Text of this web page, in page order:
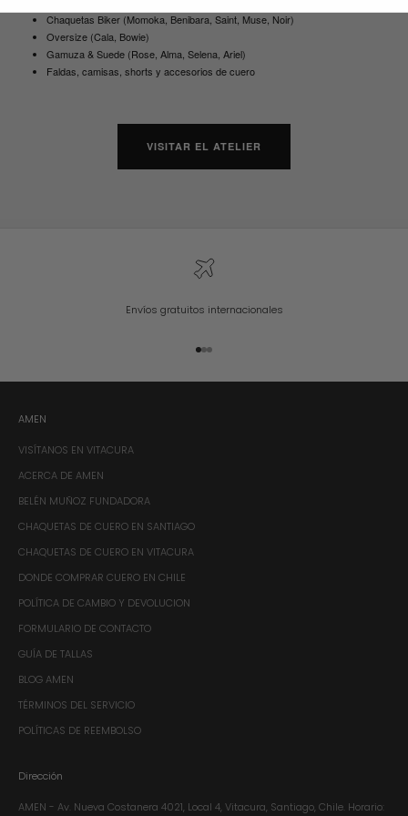
Chaquetas Biker (Momoka, Benibara, Saint, Muse, Noir)
Oversize (Cala, Bowie)
Gamuza & Suede (Rose, Alma, Selena, Ariel)
Faldas, camisas, shorts y accesorios de cuero
VISITAR EL ATELIER
Envíos gratuitos internacionales
Go to item 1
Go to item 2
Go to item 3
AMEN
VISÍTANOS EN VITACURA
ACERCA DE AMEN
BELÉN MUÑOZ FUNDADORA
CHAQUETAS DE CUERO EN SANTIAGO
CHAQUETAS DE CUERO EN VITACURA
DONDE COMPRAR CUERO EN CHILE
POLÍTICA DE CAMBIO Y DEVOLUCION
FORMULARIO DE CONTACTO
GUÍA DE TALLAS
BLOG AMEN
TÉRMINOS DEL SERVICIO
POLÍTICAS DE REEMBOLSO
Dirección
AMEN - Av. Nueva Costanera 4021, Local 4, Vitacura, Santiago, Chile.​ Horario: